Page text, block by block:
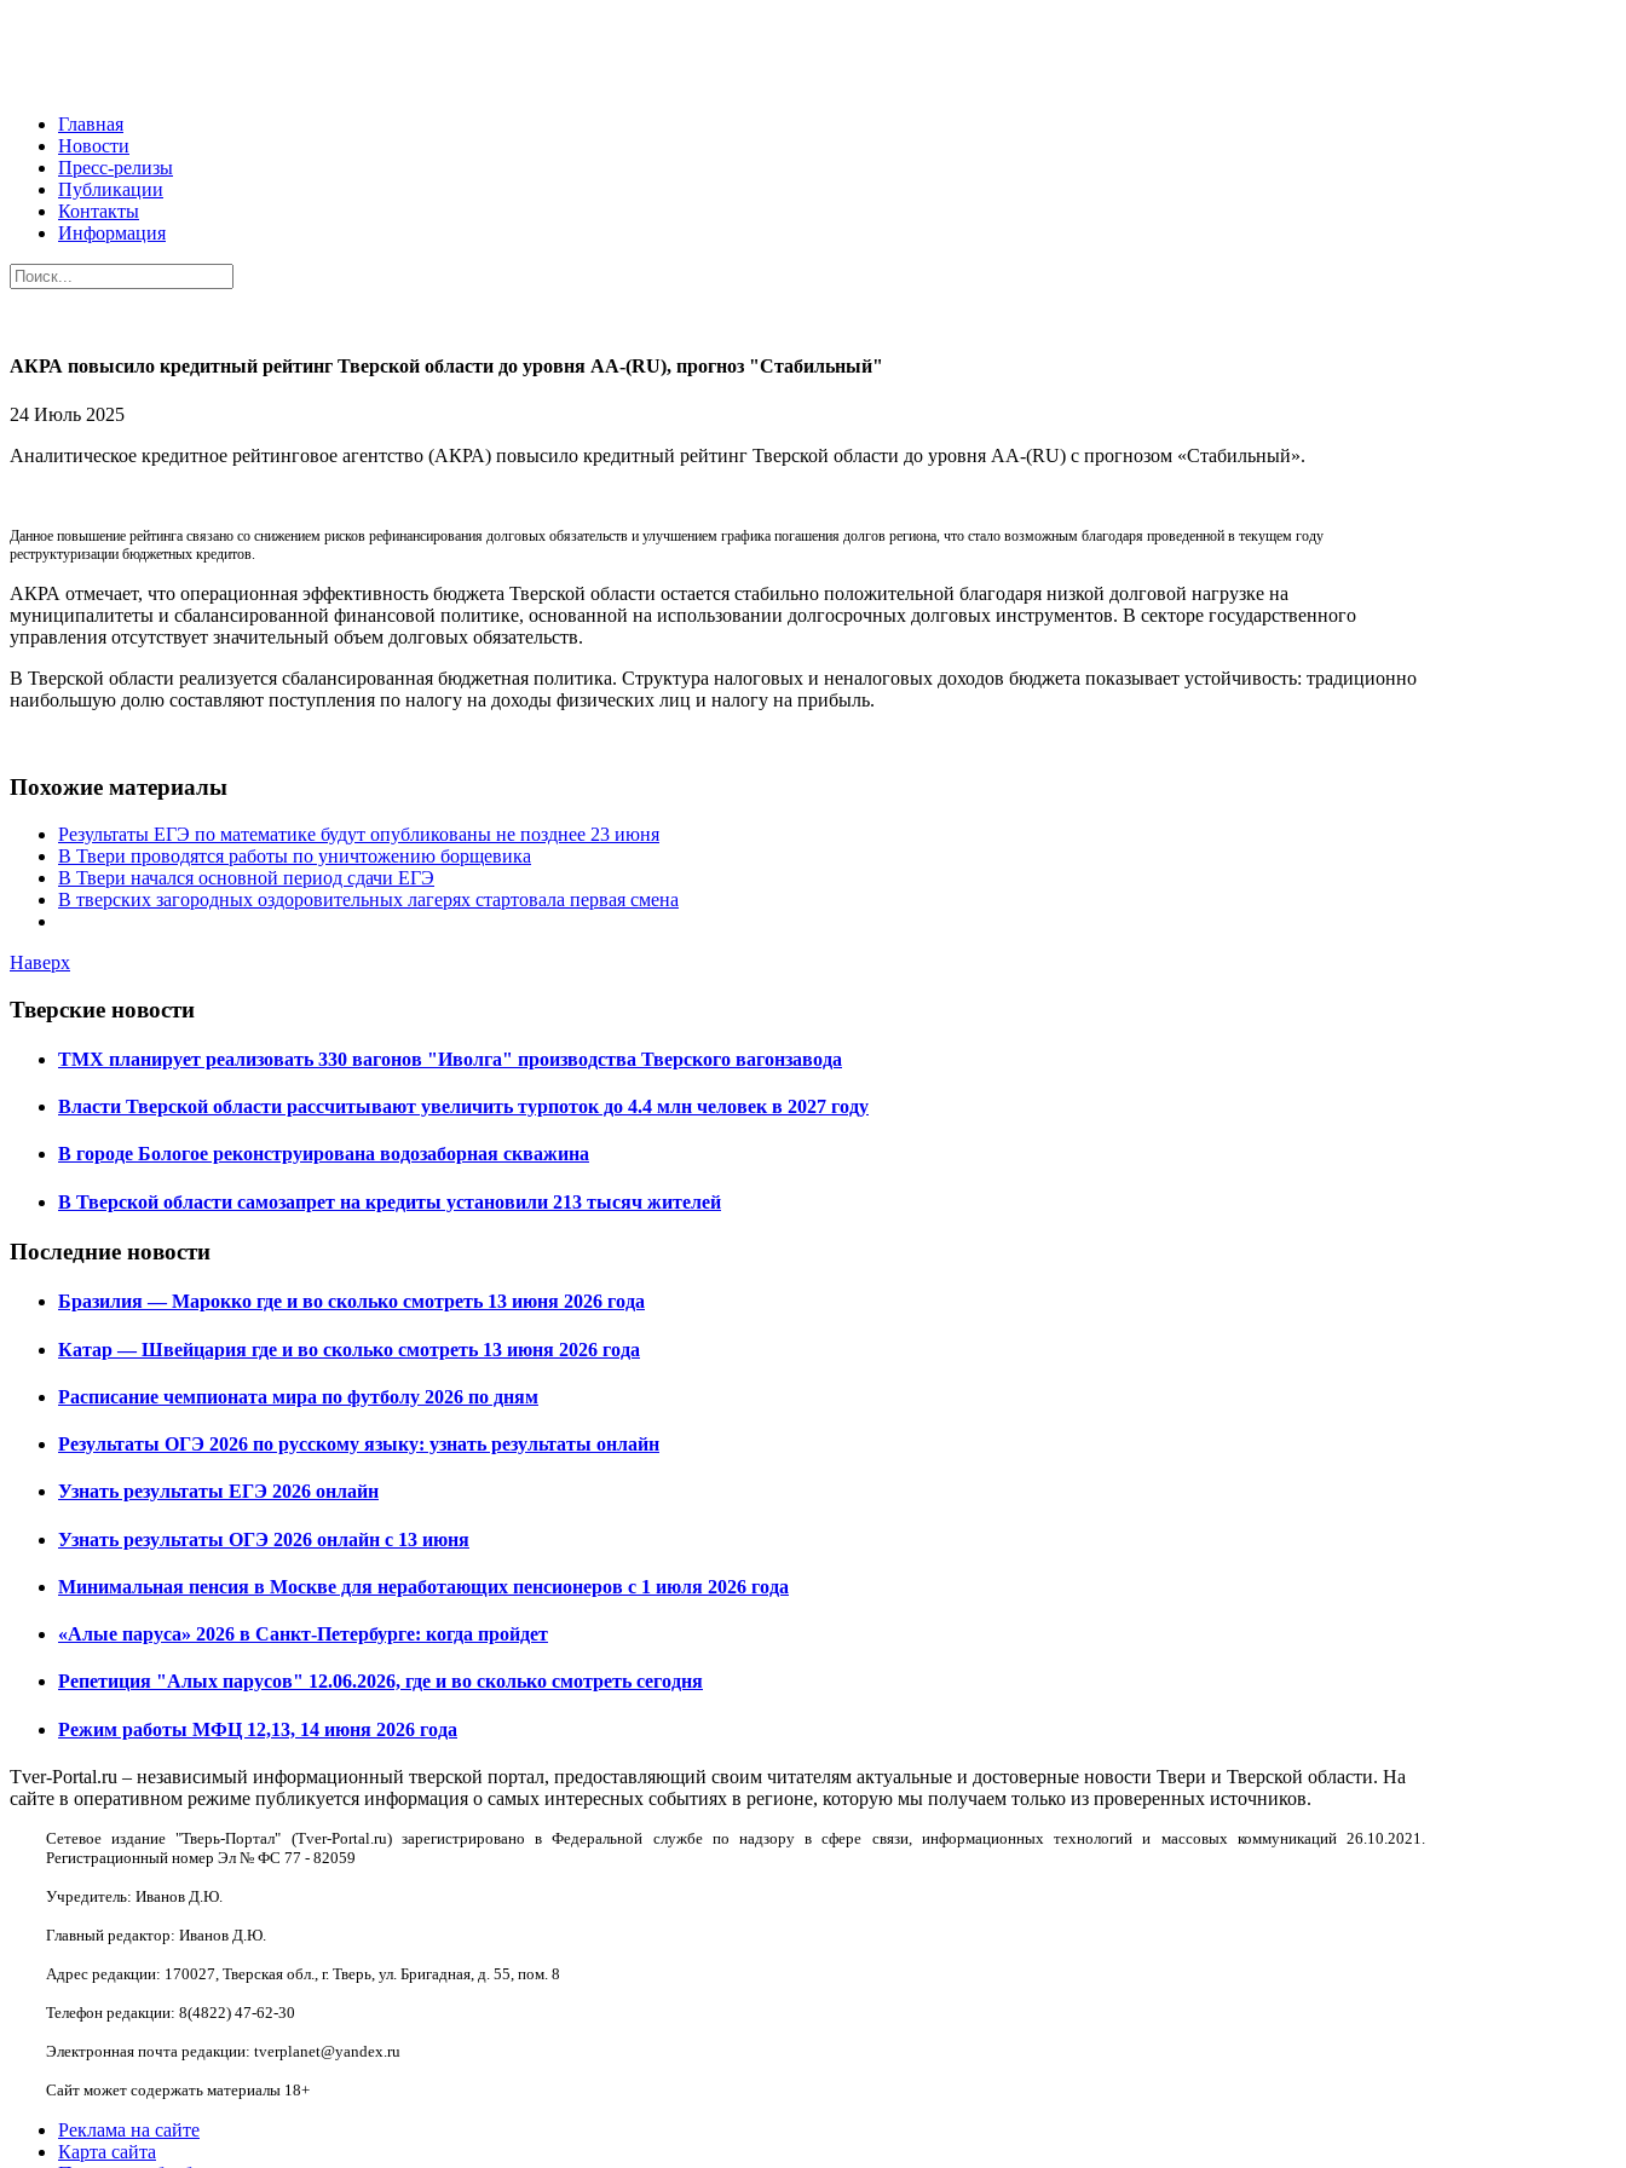
Главная
Новости
Пресс-релизы
Публикации
Контакты
Информация
АКРА повысило кредитный рейтинг Тверской области до уровня АА-(RU), прогноз "Стабильный"
24 Июль 2025
Аналитическое кредитное рейтинговое агентство (АКРА) повысило кредитный рейтинг Тверской области до уровня АА-(RU) с прогнозом «Стабильный».
Данное повышение рейтинга связано со снижением рисков рефинансирования долговых обязательств и улучшением графика погашения долгов региона, что стало возможным благодаря проведенной в текущем году
реструктуризации бюджетных кредитов.
АКРА отмечает, что операционная эффективность бюджета Тверской области остается стабильно положительной благодаря низкой долговой нагрузке на
муниципалитеты и сбалансированной финансовой политике, основанной на использовании долгосрочных долговых инструментов. В секторе государственного
управления отсутствует значительный объем долговых обязательств.
В Тверской области реализуется сбалансированная бюджетная политика. Структура налоговых и неналоговых доходов бюджета показывает устойчивость: традиционно
наибольшую долю составляют поступления по налогу на доходы физических лиц и налогу на прибыль.
Похожие материалы
Результаты ЕГЭ по математике будут опубликованы не позднее 23 июня
В Твери проводятся работы по уничтожению борщевика
В Твери начался основной период сдачи ЕГЭ
В тверских загородных оздоровительных лагерях стартовала первая смена
Наверх
Тверские новости
ТМХ планирует реализовать 330 вагонов "Иволга" производства Тверского вагонзавода
Власти Тверской области рассчитывают увеличить турпоток до 4.4 млн человек в 2027 году
В городе Бологое реконструирована водозаборная скважина
В Тверской области самозапрет на кредиты установили 213 тысяч жителей
Последние новости
Бразилия — Марокко где и во сколько смотреть 13 июня 2026 года
Катар — Швейцария где и во сколько смотреть 13 июня 2026 года
Расписание чемпионата мира по футболу 2026 по дням
Результаты ОГЭ 2026 по русскому языку: узнать результаты онлайн
Узнать результаты ЕГЭ 2026 онлайн
Узнать результаты ОГЭ 2026 онлайн с 13 июня
Минимальная пенсия в Москве для неработающих пенсионеров с 1 июля 2026 года
«Алые паруса» 2026 в Санкт-Петербурге: когда пройдет
Репетиция "Алых парусов" 12.06.2026, где и во сколько смотреть сегодня
Режим работы МФЦ 12,13, 14 июня 2026 года
Tver-Portal.ru – независимый информационный тверской портал, предоставляющий своим читателям актуальные и достоверные новости Твери и Тверской области. На
сайте в оперативном режиме публикуется информация о самых интересных событиях в регионе, которую мы получаем только из проверенных источников.
Сетевое издание "Тверь-Портал" (Tver-Portal.ru) зарегистрировано в Федеральной службе по надзору в сфере связи, информационных технологий и массовых коммуникаций 26.10.2021.
Регистрационный номер Эл № ФС 77 - 82059
Учредитель: Иванов Д.Ю.
Главный редактор: Иванов Д.Ю.
Адрес редакции: 170027, Тверская обл., г. Тверь, ул. Бригадная, д. 55, пом. 8
Телефон редакции: 8(4822) 47-62-30
Электронная почта редакции: tverplanet@yandex.ru
Сайт может содержать материалы 18+
Реклама на сайте
Карта сайта